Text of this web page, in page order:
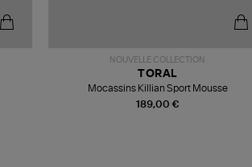
NOUVELLE COLLECTION
189,00 €
TORAL
Mocassins Killian Sport Mousse